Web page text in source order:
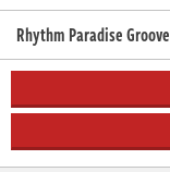
Rhythm Paradise Groove